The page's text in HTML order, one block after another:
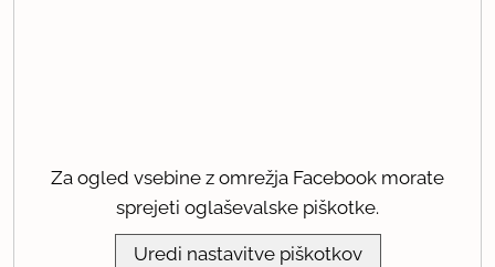
Za ogled vsebine z omrežja Facebook morate
sprejeti oglaševalske piškotke.
Uredi nastavitve piškotkov